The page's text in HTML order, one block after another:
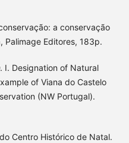
a conservação
Palimage Editores, 183p.
I. Designation of Natural
of Viana do Castelo
(NW Portugal).
Centro Histórico de Natal.